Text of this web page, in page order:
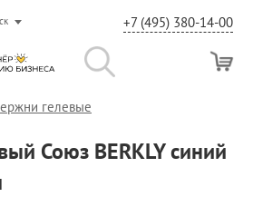
+7 (495) 380-14-00
гелевые
Союз BERKLY синий